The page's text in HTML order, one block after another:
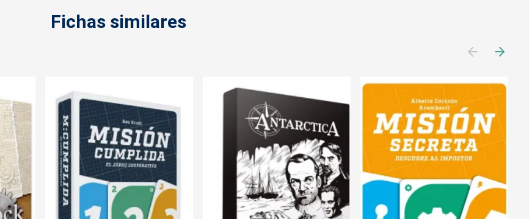
Fichas similares